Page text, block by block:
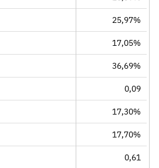
25,97%
17,05%
36,69%
0,09
17,30%
17,70%
0,61